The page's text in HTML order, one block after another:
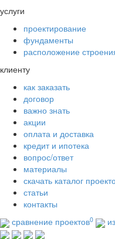
услуги
проектирование
фундаменты
расположение
клиенту
как заказать
договор
важно знать
акции
оплата и доставка
кредит и ипотека
вопрос/ответ
материалы
скачать каталог
статьи
контакты
сравнение проектов0